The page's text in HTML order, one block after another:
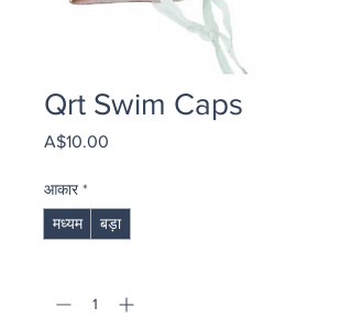
Qrt Swim Caps
A$10.00
आकार *
मध्यम
बड़ा